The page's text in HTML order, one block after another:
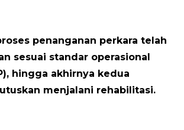
penanganan perkara telah
sesuai standar operasional
hingga akhirnya kedua
menjalani rehabilitasi.